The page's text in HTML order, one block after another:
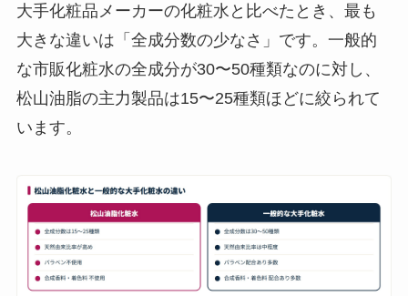
大手化粧品メーカーの化粧水と比べたとき、最も
大きな違いは「全成分数の少なさ」です。一般的
な市販化粧水の全成分が30〜50種類なのに対し、
松山油脂の主力製品は15〜25種類ほどに絞られて
います。